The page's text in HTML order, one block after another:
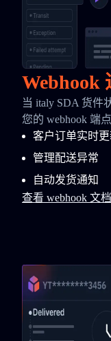
Webhook
当 italy SDA 货件
您的 webhook 端点
客户订单实时
管理配送异常
自动发货通知
查看 webhook 文档